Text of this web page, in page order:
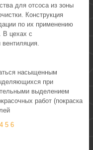
для отсоса из зоны
Конструкция
по их применению
В цехах с
вентиляция.
насыщенным
при
выделением
работ (покраска
4 5 6